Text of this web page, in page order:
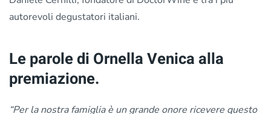
autorevoli degustatori italiani.
Le parole di Ornella Venica alla
premiazione.
“Per la nostra famiglia è un grande onore ricevere questo